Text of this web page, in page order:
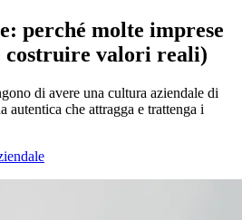
perché molte imprese
costruire valori reali)
di avere una cultura aziendale di
autentica che attragga e trattenga i